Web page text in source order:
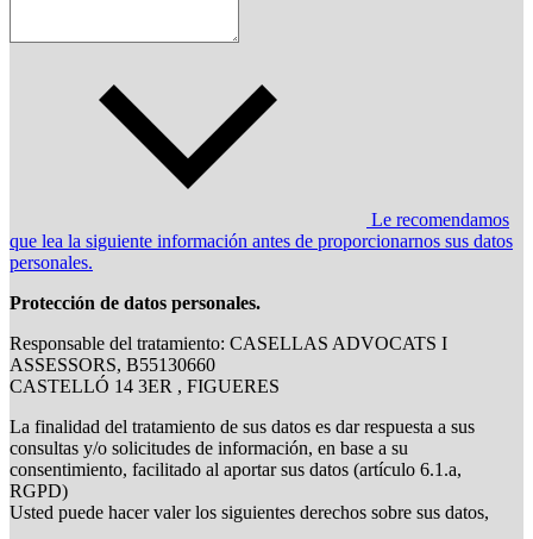
Le recomendamos
que lea la siguiente información antes de proporcionarnos sus datos
personales.
Protección de datos personales.
Responsable del tratamiento: CASELLAS ADVOCATS I
ASSESSORS, B55130660
CASTELLÓ 14 3ER , FIGUERES
La finalidad del tratamiento de sus datos es dar respuesta a sus
consultas y/o solicitudes de información, en base a su
consentimiento, facilitado al aportar sus datos (artículo 6.1.a,
RGPD)
Usted puede hacer valer los siguientes derechos sobre sus datos,